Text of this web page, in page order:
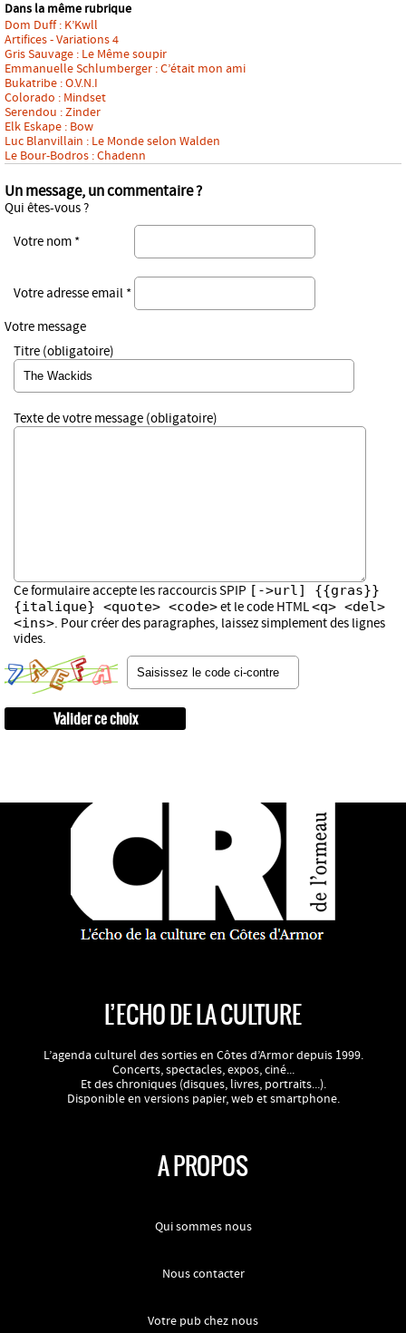
Dans la même rubrique
Dom Duff : K’Kwll
Artifices - Variations 4
Gris Sauvage : Le Même soupir
Emmanuelle Schlumberger : C’était mon ami
Bukatribe : O.V.N.I
Colorado : Mindset
Serendou : Zinder
Elk Eskape : Bow
Luc Blanvillain : Le Monde selon Walden
Le Bour-Bodros : Chadenn
Un message, un commentaire ?
Qui êtes-vous ?
Votre nom *
Votre adresse email *
Votre message
Titre (obligatoire)
Texte de votre message (obligatoire)
Ce formulaire accepte les raccourcis SPIP [->url] {{gras}}
{italique} <quote> <code>et le code HTML<q> <del>
<ins>. Pour créer des paragraphes, laissez simplement des lignes
vides.
L’ECHO DE LA CULTURE
L’agenda culturel des sorties en Côtes d’Armor depuis 1999.
Concerts, spectacles, expos, ciné...
Et des chroniques (disques, livres, portraits...).
Disponible en versions papier, web et smartphone.
A PROPOS
Qui sommes nous
Nous contacter
Votre pub chez nous